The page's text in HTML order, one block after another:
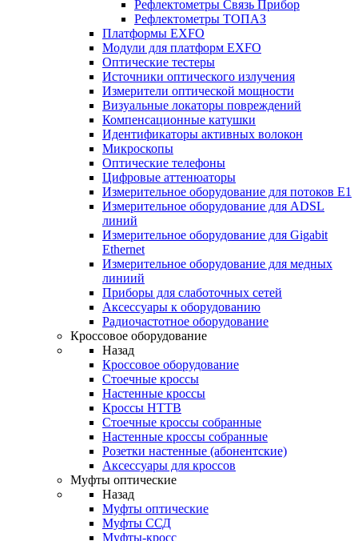
Рефлектометры Связь Прибор
Рефлектометры ТОПАЗ
Платформы EXFO
Модули для платформ EXFO
Оптические тестеры
Источники оптического излучения
Измерители оптической мощности
Визуальные локаторы повреждений
Компенсационные катушки
Идентификаторы активных волокон
Микроскопы
Оптические телефоны
Цифровые аттенюаторы
Измерительное оборудование для потоков Е1
Измерительное оборудование для ADSL
линий
Измерительное оборудование для Gigabit
Ethernet
Измерительное оборудование для медных
линиий
Приборы для слаботочных сетей
Аксессуары к оборудованию
Радиочастотное оборудование
Кроссовое оборудование
Назад
Кроссовое оборудование
Стоечные кроссы
Настенные кроссы
Кроссы HTTB
Стоечные кроссы собранные
Настенные кроссы собранные
Розетки настенные (абонентские)
Аксессуары для кроссов
Муфты оптические
Назад
Муфты оптические
Муфты ССД
Муфты-кросс